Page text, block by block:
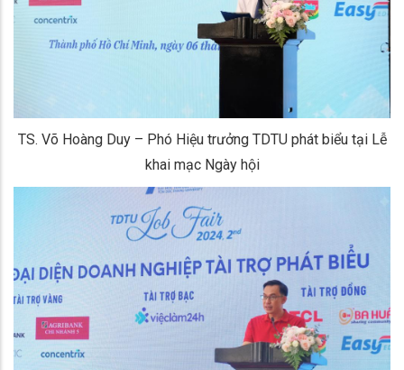
TS. Võ Hoàng Duy – Phó Hiệu trưởng TDTU phát biểu tại Lễ
khai mạc Ngày hội